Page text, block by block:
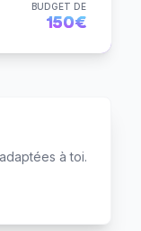
BUDGET DE
150€
à toi.